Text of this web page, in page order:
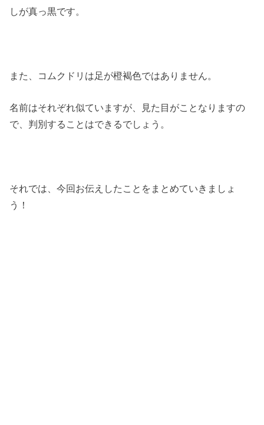
しが真っ黒です。
また、コムクドリは足が橙褐色ではありません。
名前はそれぞれ似ていますが、見た目がことなりますの
で、判別することはできるでしょう。
それでは、今回お伝えしたことをまとめていきましょ
う！